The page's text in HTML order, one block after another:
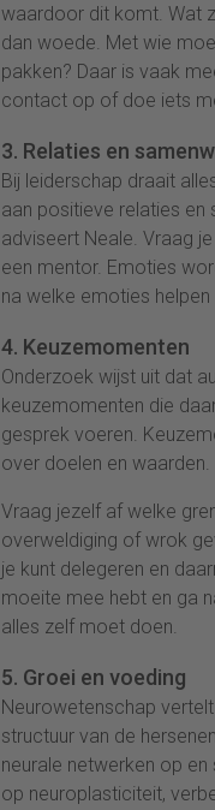
waardoor dit komt. Wat
dan woede. Met wie
pakken? Daar is vaak
contact op of doe iets
3. Relaties en
Bij leiderschap draait
aan positieve relaties en
adviseert Neale. Vraag
een mentor. Emoties
na welke emoties
4. Keuzemomenten
Onderzoek wijst uit dat
keuzemomenten die
gesprek voeren.
over doelen en waarden.
Vraag jezelf af welke
overweldiging of wrok
je kunt delegeren en
moeite mee hebt en ga
alles zelf moet doen.
5. Groei en voeding
Neurowetenschap
structuur van de
neurale netwerken op
op neuroplasticiteit,